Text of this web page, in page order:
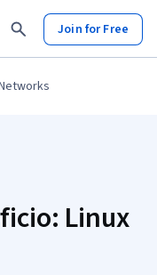
Join for Free
Linux